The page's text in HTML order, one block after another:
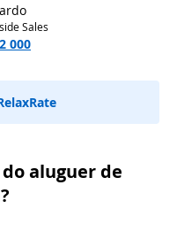
Sales
000
aluguer de